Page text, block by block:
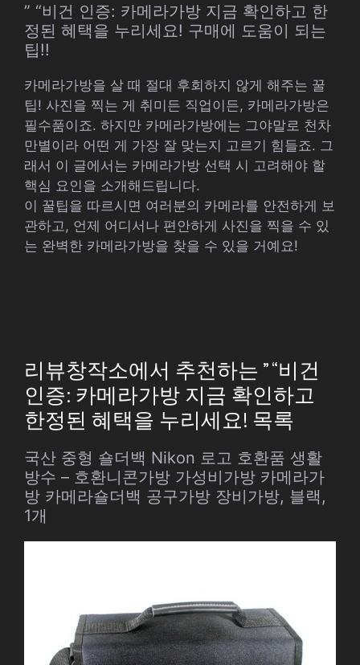
” “비건 인증: 카메라가방 지금 확인하고 한
정된 혜택을 누리세요! 구매에 도움이 되는
팁!!
카메라가방을 살 때 절대 후회하지 않게 해주는 꿀
팁! 사진을 찍는 게 취미든 직업이든, 카메라가방은
필수품이죠. 하지만 카메라가방에는 그야말로 천차
만별이라 어떤 게 가장 잘 맞는지 고르기 힘들죠. 그
래서 이 글에서는 카메라가방 선택 시 고려해야 할
핵심 요인을 소개해드립니다.
이 꿀팁을 따르시면 여러분의 카메라를 안전하게 보
관하고, 언제 어디서나 편안하게 사진을 찍을 수 있
는 완벽한 카메라가방을 찾을 수 있을 거예요!
리뷰창작소에서 추천하는 ” “비건
인증: 카메라가방 지금 확인하고
한정된 혜택을 누리세요! 목록
국산 중형 숄더백 Nikon 로고 호환품 생활
방수 – 호환니콘가방 가성비가방 카메라가
방 카메라숄더백 공구가방 장비가방, 블랙,
1개